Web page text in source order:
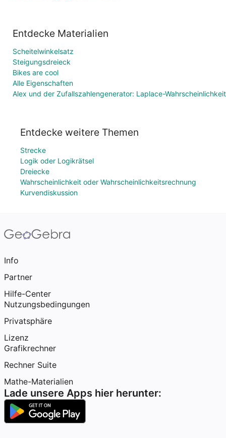
Entdecke Materialien
Scheitelwinkelsatz
Steigungsdreieck
Bikes are cool
Alle Eigenschaften
Alex und der Zufallszahlengenerator: Laplace-Wahrscheinlichkeit
Entdecke weitere Themen
Strecke
Logik oder Logikrätsel
Dreiecke
Wahrscheinlichkeit oder Wahrscheinlichkeitsrechnung
Kurvendiskussion
Info
Partner
Hilfe-Center
Nutzungsbedingungen
Privatsphäre
Lizenz
Grafikrechner
Rechner Suite
Mathe-Materialien
Lade unsere Apps hier herunter: